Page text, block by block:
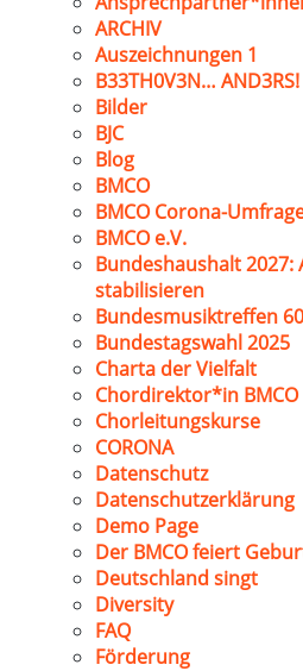
ARCHIV
Auszeichnungen 1
B33TH0V3N…
Bilder
BJC
Blog
BMCO
BMCO Corona-
BMCO e.V.
Bundeshaushalt
stabilisieren
Bundesmusiktreffen
Bundestagswahl 2025
Charta der Vielfalt
Chordirektor*in BMCO
Chorleitungskurse
CORONA
Datenschutz
Datenschutzerklärung
Demo Page
Der BMCO feiert
Deutschland singt
Diversity
FAQ
Förderung